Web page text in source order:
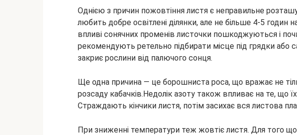
Однією з причин пожовтіння листя є неправильне
любить добре освітлені ділянки, але не більше 4-5 годин
впливі сонячних променів листочки пошкоджуються і
рекомендують ретельно підбирати місце під грядки або
закриє рослини від палючого сонця.
Ще одна причина — це борошниста роса, що вражає не
розсаду кабачків.Недолік азоту також впливає на те, що
Страждають кінчики листя, потім засихає вся листова
При зниженні температури теж жовтіє листя. Для того